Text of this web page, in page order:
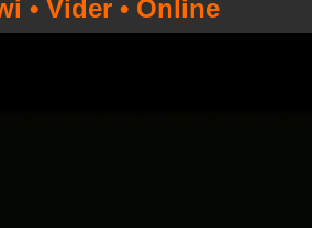
• Vider • Online